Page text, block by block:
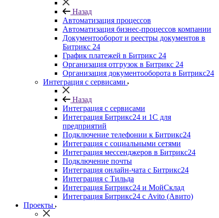
Назад
Автоматизация процессов
Автоматизация бизнес-процессов компании
Документооборот и реестры документов в
Битрикс 24
График платежей в Битрикс 24
Организация отгрузок в Битрикс 24
Организация документооборота в Битрикс24
Интеграция с сервисами
Назад
Интеграция с сервисами
Интеграция Битрикс24 и 1С для
предприятий
Подключение телефонии к Битрикс24
Интеграция с социальными сетями
Интеграция мессенджеров в Битрикс24
Подключение почты
Интеграция онлайн-чата с Битрикс24
Интеграция с Тильда
Интеграция Битрикс24 и МойСклад
Интеграция Битрикс24 с Avito (Авито)
Проекты